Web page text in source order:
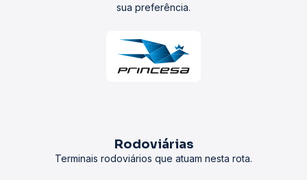
sua preferência.
Rodoviárias
Terminais rodoviários que atuam nesta rota.